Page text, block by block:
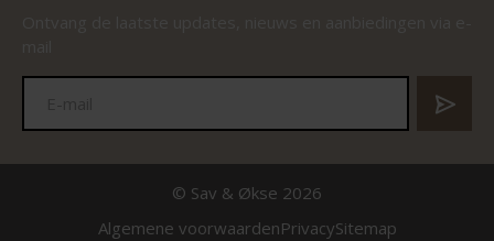
© Sav & Økse 2026
Algemene voorwaardenPrivacySitemap